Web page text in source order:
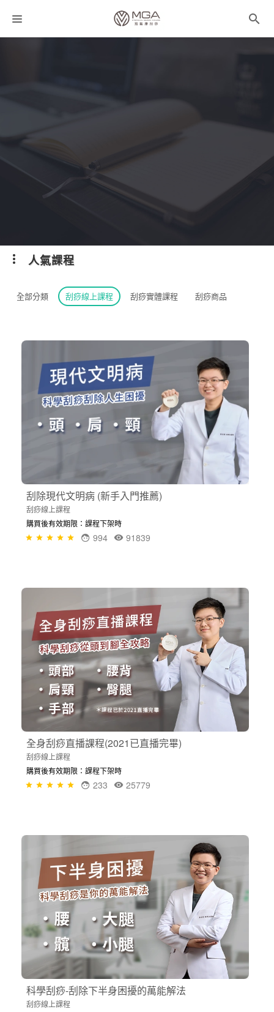
聯絡我們
人氣課程
全部分類 刮痧線上課程 刮痧實體課程 刮痧商品
刮除現代文明病 (新手入門推薦)
刮痧線上課程
購買後有效期限：課程下架時
91839
994
全身刮痧直播課程(2021已直播完畢)
刮痧線上課程
購買後有效期限：課程下架時
25779
233
科學刮痧-刮除下半身困擾的萬能解法
刮痧線上課程